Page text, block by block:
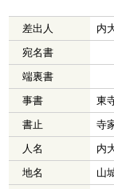
差出人
内
宛名書
端裏書
事書
東
書止
寺
人名
内
地名
山